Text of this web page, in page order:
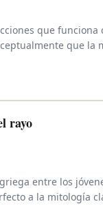
que
que la
rayo
entre los
a la mitología